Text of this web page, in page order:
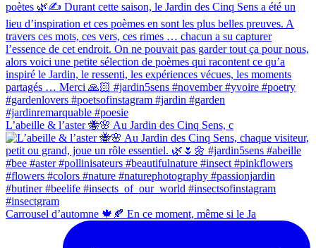
L’abeille & l’aster 🐝🌸 Au Jardin des Cinq Sens, c
Carrousel d’automne 🍁🍂 En ce moment, même si le Ja